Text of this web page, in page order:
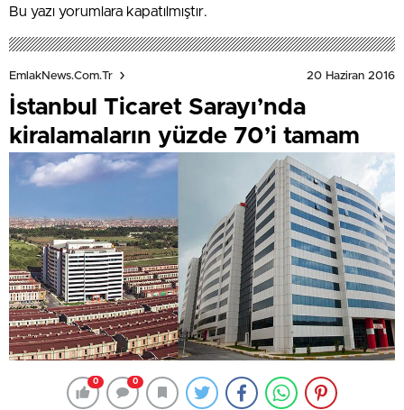
Bu yazı yorumlara kapatılmıştır.
EmlakNews.com.tr 20 Haziran 2016
İstanbul Ticaret Sarayı’nda
kiralamaların yüzde 70’i tamam
0 0